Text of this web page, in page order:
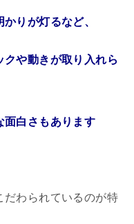
りが灯るなど、
クや動きが取り入れら
面白さもあります
だわられているのが特